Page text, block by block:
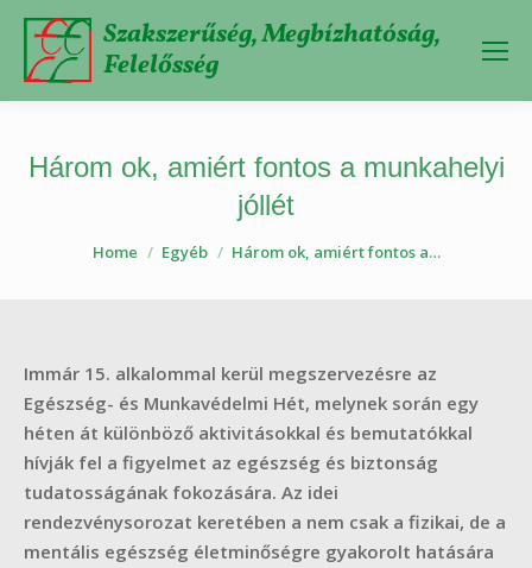
Szakszerűség, Megbízhatóság,
Felelősség
Három ok, amiért fontos a munkahelyi
jóllét
You are here:
Home Egyéb Három ok, amiért fontos a…
Immár 15. alkalommal kerül megszervezésre az
Egészség- és Munkavédelmi Hét, melynek során egy
héten át különböző aktivitásokkal és bemutatókkal
hívják fel a figyelmet az egészség és biztonság
tudatosságának fokozására. Az idei
rendezvénysorozat keretében a nem csak a fizikai, de a
mentális egészség életminőségre gyakorolt hatására